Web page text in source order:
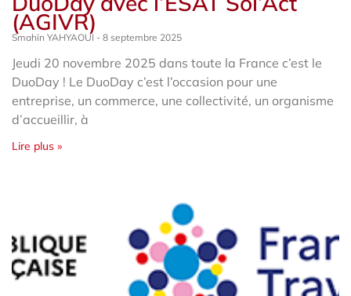
(AGIVR)
Smahïn YAHYAOUI 8 septembre 2025
Jeudi 20 novembre 2025 dans toute la France c’est le
DuoDay ! Le DuoDay c’est l’occasion pour une
entreprise, un commerce, une collectivité, un organisme
d’accueillir, à
Lire plus »